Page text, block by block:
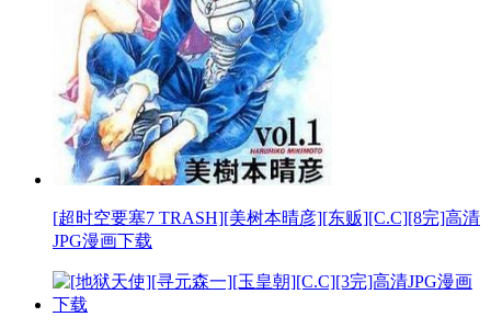
[超时空要塞7 TRASH][美树本晴彦][东贩][C.C][8完]高清
JPG漫画下载